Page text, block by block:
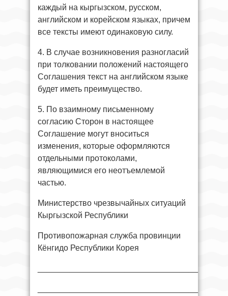
каждый на кыргызском, русском,
английском и корейском языках, причем
все тексты имеют одинаковую силу.
4. В случае возникновения разногласий
при толковании положений настоящего
Соглашения текст на английском языке
будет иметь преимущество.
5. По взаимному письменному
согласию Сторон в настоящее
Соглашение могут вноситься
изменения, которые оформляются
отдельными протоколами,
являющимися его неотъемлемой
частью.
Министерство чрезвычайных ситуаций
Кыргызской Республики
Противопожарная служба провинции
Кёнгидо Республики Корея